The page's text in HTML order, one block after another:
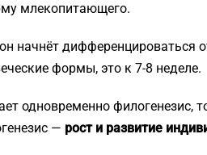
млекопитающего.
начнёт
формы, это к 7-8 неделе.
одновременно филогенезис,
— рост и развитие